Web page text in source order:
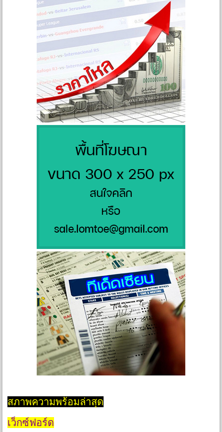
สภาพความพร้อมล่าสุด
เว็กซ์ฟอร์ด